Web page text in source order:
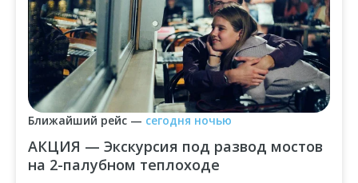
Ближайший рейс — сегодня ночью
АКЦИЯ — Экскурсия под развод мостов
на 2-палубном теплоходе